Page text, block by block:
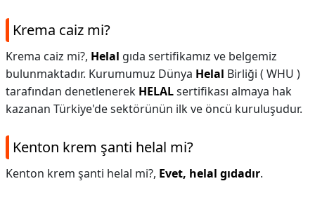
Krema caiz mi?
Krema caiz mi?, Helal gıda sertifikamız ve belgemiz
bulunmaktadır. Kurumumuz Dünya Helal Birliği ( WHU )
tarafından denetlenerek HELALsertifikası almaya hak
kazanan Türkiye'de sektörünün ilk ve öncü kuruluşudur.
Kenton krem şanti helal mi?
Kenton krem şanti helal mi?, Evet, helal gıdadır.